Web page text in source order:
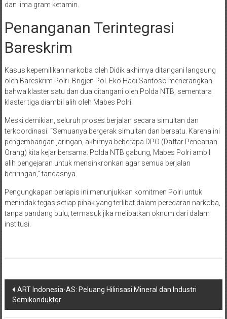
dan lima gram ketamin.
Penanganan Terintegrasi
Bareskrim
Kasus kepemilikan narkoba oleh Didik akhirnya ditangani langsung
oleh Bareskrim Polri. Brigjen Pol. Eko Hadi Santoso menerangkan
bahwa klaster satu dan dua ditangani oleh Polda NTB, sementara
klaster tiga diambil alih oleh Mabes Polri.
Meski demikian, seluruh proses berjalan secara simultan dan
terkoordinasi. “Semuanya bergerak simultan dan bersatu. Karena ini
pengembangan jaringan, akhirnya beberapa DPO (Daftar Pencarian
Orang) kita kejar bersama. Polda NTB gabung, Mabes Polri ambil
alih pengejaran untuk mensinkronkan agar semua berjalan
beriringan,” tandasnya.
Pengungkapan berlapis ini menunjukkan komitmen Polri untuk
menindak tegas setiap pihak yang terlibat dalam peredaran narkoba,
tanpa pandang bulu, termasuk jika melibatkan oknum dari dalam
institusi.
Navigasi
pos
ART Indonesia-AS: Peluang Hilirisasi Mineral dan Industri
Semikonduktor